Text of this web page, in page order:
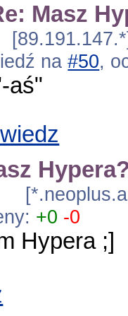
Masz
na#50,
aś"
+0 -0
Hypera ;]